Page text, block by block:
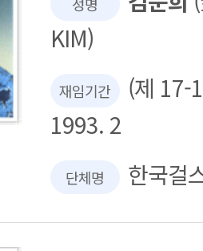
KIM)
재임기간
(제 17-
1993. 2
단체명 한국걸